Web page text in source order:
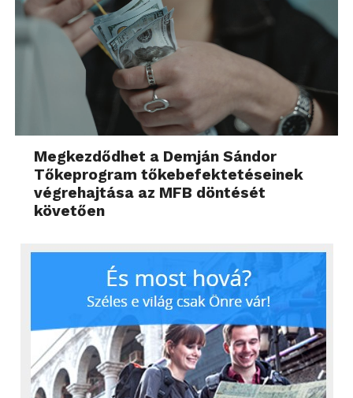
Megkezdődhet a Demján Sándor
Tőkeprogram tőkebefektetéseinek
végrehajtása az MFB döntését
követően